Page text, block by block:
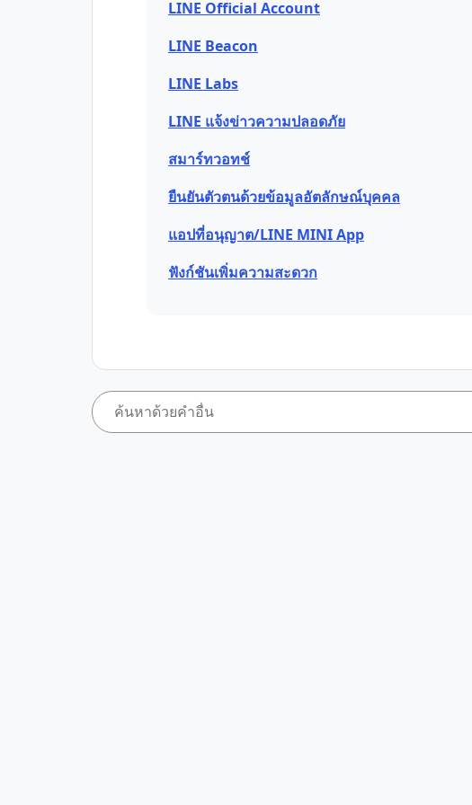
LINE Official Account
LINE Beacon
LINE Labs
LINE แจ้งข่าวความปลอดภัย
สมาร์ทวอทช์
ยืนยันตัวตนด้วยข้อมูลอัตลักษณ์บุคคล
แอปที่อนุญาต/LINE MINI App
ฟังก์ชันเพิ่มความสะดวก